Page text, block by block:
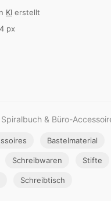
KI erstellt
px
& Büro-
Bastelmaterial
Schreibwaren Stifte
Schreibtisch